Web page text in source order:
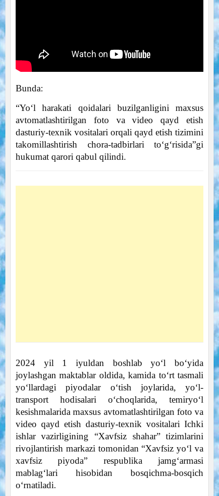
Bunda:
“Yo‘l harakati qoidalari buzilganligini maxsus
avtomatlashtirilgan foto va video qayd etish
dasturiy-texnik vositalari orqali qayd etish tizimini
takomillashtirish chora-tadbirlari to‘g‘risida”gi
hukumat qarori qabul qilindi.
2024 yil 1 iyuldan boshlab yo‘l bo‘yida
joylashgan maktablar oldida, kamida to‘rt tasmali
yo‘llardagi piyodalar o‘tish joylarida, yo‘l-
transport hodisalari o‘choqlarida, temiryo‘l
kesishmalarida maxsus avtomatlashtirilgan foto va
video qayd etish dasturiy-texnik vositalari Ichki
ishlar vazirligining “Xavfsiz shahar” tizimlarini
rivojlantirish markazi tomonidan “Xavfsiz yo‘l va
xavfsiz piyoda” respublika jamg‘armasi
mablag‘lari hisobidan bosqichma-bosqich
o‘rnatiladi.